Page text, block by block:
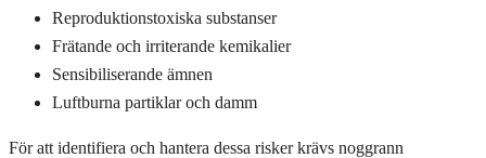
Reproduktionstoxiska substanser
Frätande och irriterande kemikalier
Sensibiliserande ämnen
Luftburna partiklar och damm
För att identifiera och hantera dessa risker krävs noggrann